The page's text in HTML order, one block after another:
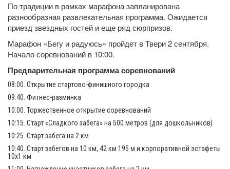
По традиции в рамках марафона запланирована
разнообразная развлекательная программа. Ожидается
приезд звездных гостей и еще ряд сюрпризов.
Марафон «Бегу и радуюсь» пройдет в Твери 2 сентября.
Начало соревнований в 10:00.
Предварительная программа соревнований
08:00. Открытие стартово-финишного городка
09:40. Фитнес-разминка
10:00. Торжественное открытие соревнований
10:15. Старт «Сладкого забега» на 500 метров (для дошкольников)
10:25. Старт забега на 2 км
10:40. Старт забегов на 10 км, 42 км 195 м и корпоративной эстафеты
10х1 км